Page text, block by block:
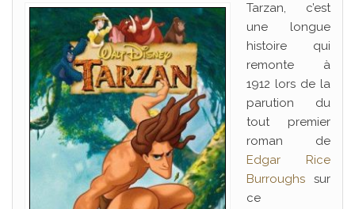
Tarzan, c’est
une longue
histoire qui
remonte à
1912 lors de la
parution du
tout premier
roman de
Edgar Rice
Burroughs sur
ce